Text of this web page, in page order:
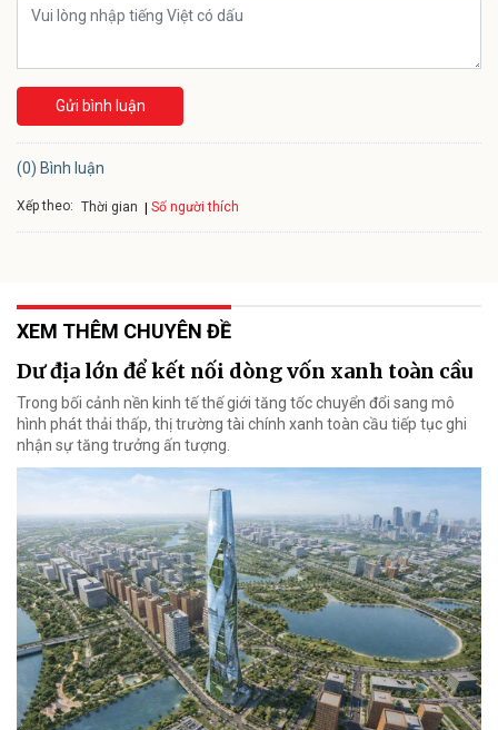
Gửi bình luận
(0) Bình luận
Xếp theo: Thời gian Số người thích
XEM THÊM CHUYÊN ĐỀ
Dư địa lớn để kết nối dòng vốn xanh toàn cầu
Trong bối cảnh nền kinh tế thế giới tăng tốc chuyển đổi sang mô
hình phát thải thấp, thị trường tài chính xanh toàn cầu tiếp tục ghi
nhận sự tăng trưởng ấn tượng.